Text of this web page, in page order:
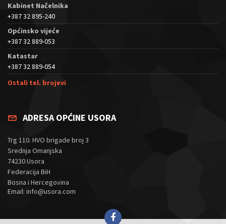
Kabinet Načelnika
+387 32 895-240
Općinsko vijeće
+387 32 889-053
Katastar
+387 32 889-054
Ostali tel. brojevi
ADRESA OPĆINE USORA
Trg 110. HVO brigade broj 3
Srednja Omanjska
74230 Usora
Federacija BiH
Bosna i Hercegovina
Email: info@usora.com